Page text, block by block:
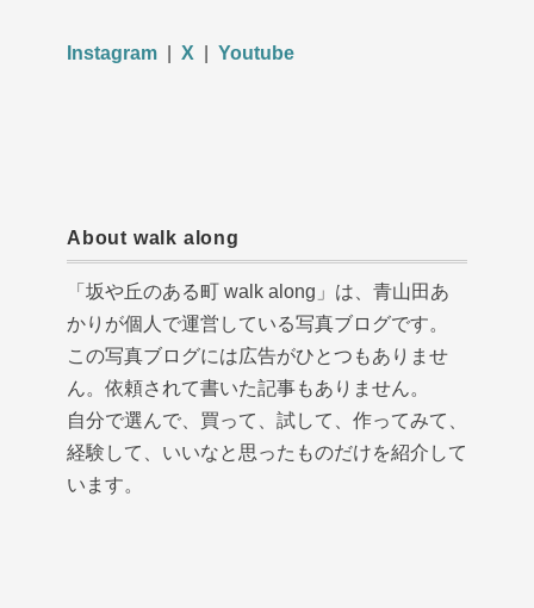
Instagram X Youtube
About walk along
「坂や丘のある町 walk along」は、青山田あ
かりが個人で運営している写真ブログです。
この写真ブログには広告がひとつもありませ
ん。依頼されて書いた記事もありません。
自分で選んで、買って、試して、作ってみて、
経験して、いいなと思ったものだけを紹介して
います。